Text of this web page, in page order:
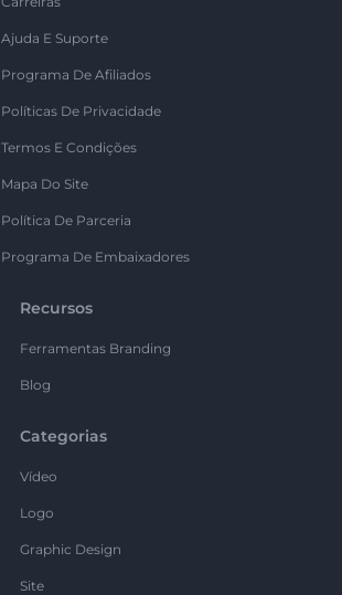
Ajuda E Suporte
Programa De Afiliados
Políticas De Privacidade
Termos E Condições
Mapa Do Site
Política De Parceria
Programa De Embaixadores
Recursos
Ferramentas Branding
Blog
Categorias
Vídeo
Logo
Graphic Design
Site